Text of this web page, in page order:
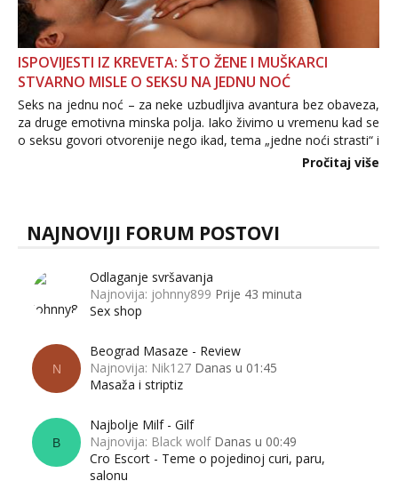
ISPOVIJESTI IZ KREVETA: ŠTO ŽENE I MUŠKARCI
STVARNO MISLE O SEKSU NA JEDNU NOĆ
Seks na jednu noć – za neke uzbudljiva avantura bez obaveza,
za druge emotivna minska polja. Iako živimo u vremenu kad se
o seksu govori otvorenije nego ikad, tema „jedne noći strasti“ i
dalje izaziva burne rasprave. Što zapravo misle žene, a što
Pročitaj više
NAJNOVIJI FORUM POSTOVI
Odlaganje svršavanja
Najnovija: johnny899 Prije 43 minuta
Sex shop
N
Beograd Masaze - Review
Najnovija: Nik127 Danas u 01:45
Masaža i striptiz
B
Najbolje Milf - Gilf
Najnovija: Black wolf Danas u 00:49
Cro Escort - Teme o pojedinoj curi, paru,
salonu